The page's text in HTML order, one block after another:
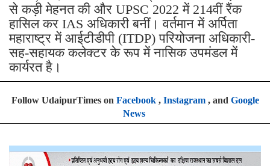
से कड़ी मेहनत की और UPSC 2022 में 214वीं रैंक
हासिल कर IAS अधिकारी बनीं। वर्तमान में अर्पिता
महाराष्ट्र में आईटीडीपी (ITDP) परियोजना अधिकारी-
सह-सहायक कलेक्टर के रूप में नासिक उपमंडल में
कार्यरत है।
Follow UdaipurTimes on Facebook, Instagram, and Google
News